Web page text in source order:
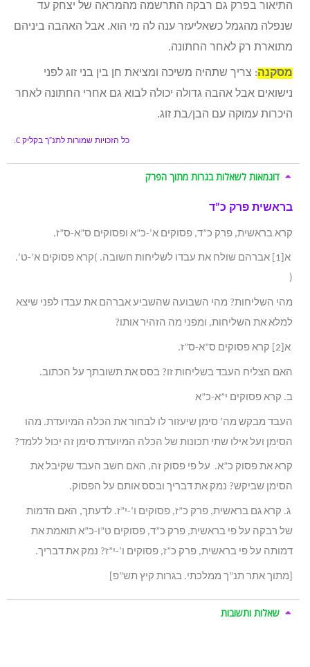
התיאור בפרק גם רבקה התרשמה מהמראה של יצחק עד
שנפלה מהגמל כשאליעזר ענה לה מי הוא. אבל האהבה ביניהם
מתוארת רק לאחר החתונה.
מסקנה: צריך שתהיה משיכה ומציאת חן בין בני זוג לפני
נישואים אבל אהבה גדולה יכולה לבוא גם אחרי החתונה לאחר
היכרות עמוקה עם הבן/בת זוג.
כל הזכויות שמורות לתנ”ך בקליק C.
דוגמאות לשאלות בגרות מתוך הפרק
בראשית פרק כ”ד
קרא בראשית, פרק כ”ד, פסוקים א’-כ”א ופסוקים ס”א-ס”ז.
א[1] אברהם שולח את עבדו לשליחות חשובה. )קרא פסוקים א’-ט’.
(
מהי השליחות? מהי השבועה שהשביע אברהם את עבדו לפני שיצא
למלא את השליחות, ומפני מה הזהיר אותו?
א[2] קרא פסוקים ס”א-ס”ז.
האם הצליח העבד בשליחות זו? בסס את תשובתך על הכתוב.
ב. קרא פסוקים י”א-כ”א
העבד מבקש מה’ סימן שיעזור לו לבחור את הכלה המיועדת. מהו
הסימן ועל אילו שתי תכונות של הכלה המיועדת סימן זה יכול ללמד?
קרא את פסוק כ”א. על פי פסוק זה, האם חשב העבד שקיבל את
הסימן שביקש? נמק את דבריך ובסס אותם על הפסוק.
ג. קרא גם בראשית, פרק כ”ז, פסוקים ו’-י”ז. לדעתך, האם הדמות
של רבקה על פי בראשית, פרק כ”ד, פסוקים ט”ו-כ”א תואמת את
דמותה על פי בראשית, פרק כ”ז, פסוקים ו’-י”ז? נמק את דבריך.
[מתוך אתר תנ”ך ממלכתי. בגרות קיץ תש”פ]
שאלות ותשובות